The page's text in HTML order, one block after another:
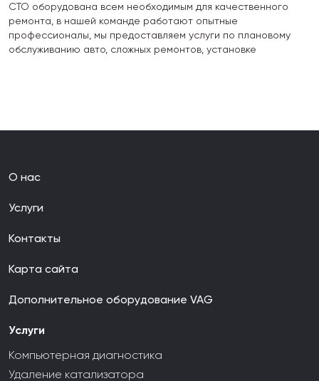
СТО оборудована всем необходимым для качественного
ремонта, в нашей команде работают опытные
профессионалы, мы предоставляем услуги по плановому
обслуживанию авто, сложных ремонтов, установке
О нас
Услуги
Контакты
Карта сайта
Дополнительное оборудование VAG
Услуги
Компьютерная диагностика
Удаление катализатора